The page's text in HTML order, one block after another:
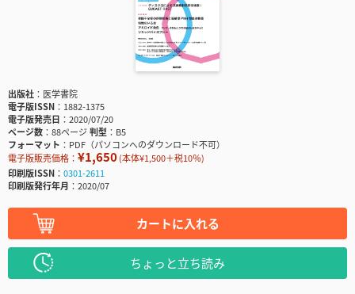
出版社
医学書院
電子版ISSN
1882-1375
電子版発売日
2020/07/20
ページ数
88ページ判型
B5
フォーマット
PDF（パソコンへのダウンロード不可）
電子版販売価格： ¥1,650(本体¥1,500＋税10％)
印刷版ISSN
0301-2611
印刷版発行年月
2020/07
カートに入れる
ちょっと立ち読み